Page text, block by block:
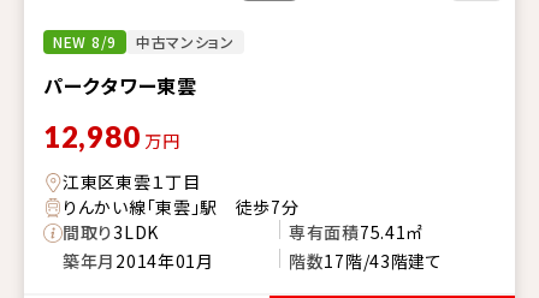
NEW 8/9 中古マンション
パークタワー東雲
12,980 万円
江東区東雲１丁目
りんかい線「東雲」駅 徒歩7分
間取り3LDK 専有面積75.41㎡
築年月 2014年01月 階数17階/43階建て